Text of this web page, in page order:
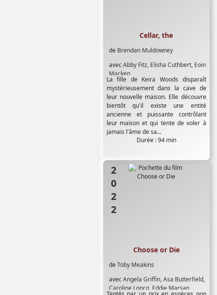
de Brendan Muldowney
avecAbby Fitz, Elisha Cuthbert, Eoin
Macken
Cellar, the
La fille de Keira Woods disparaît
mystérieusement dans la cave de
leur nouvelle maison. Elle découvre
bientôt qu'il existe une entité
ancienne et puissante contrôlant
leur maison et qui tente de voler à
jamais l'âme de sa...
Durée : 94 min
2022
deToby Meakins
avecAngela Griffin,Asa Butterfield,
Caroline Loncq, Eddie Marsan,
Choose or Die